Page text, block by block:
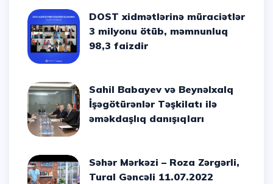
DOST xidmətlərinə müraciətlər
3 milyonu ötüb, məmnunluq
98,3 faizdir
Sahil Babayev və Beynəlxalq
İşəgötürənlər Təşkilatı ilə
əməkdaşlıq danışıqları
Səhər Mərkəzi – Roza Zərgərli,
Tural Gəncəli 11.07.2022